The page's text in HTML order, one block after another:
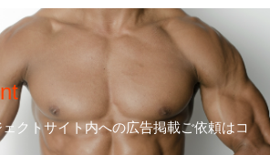
ェクトサイト内への広告掲載ご依頼はコ